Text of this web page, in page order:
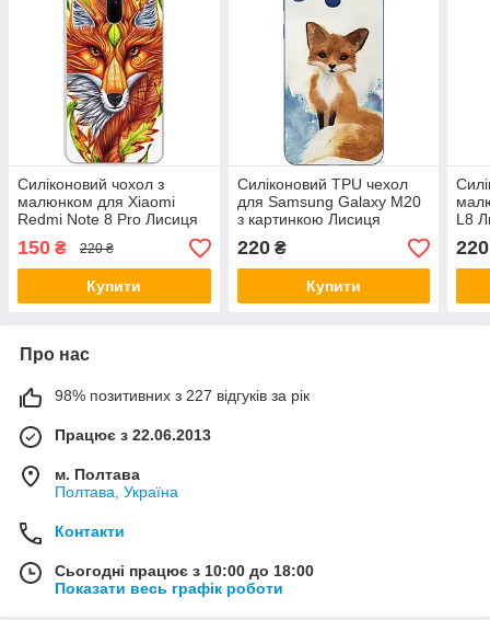
Силіконовий чохол з
малюнком для Xiaomi
Redmi Note 8 Pro Лисиця
150 ₴ 220 ₴
Купити
Силіконовий TPU чехол
для Samsung Galaxy M20
з картинкою Лисиця
220₴
Купити
L8
220
Про нас
98% позитивних з 227 відгуків за рік
Працює з 22.06.2013
м. Полтава
Полтава, Україна
Контакти
Сьогодні працює з 10:00 до 18:00
Показати весь графік роботи